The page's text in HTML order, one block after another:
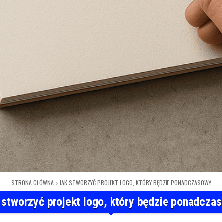
STRONA GŁÓWNA» JAK STWORZYĆ PROJEKT LOGO, KTÓRY BĘDZIE PONADCZASOWY
projekt logo, który będzie